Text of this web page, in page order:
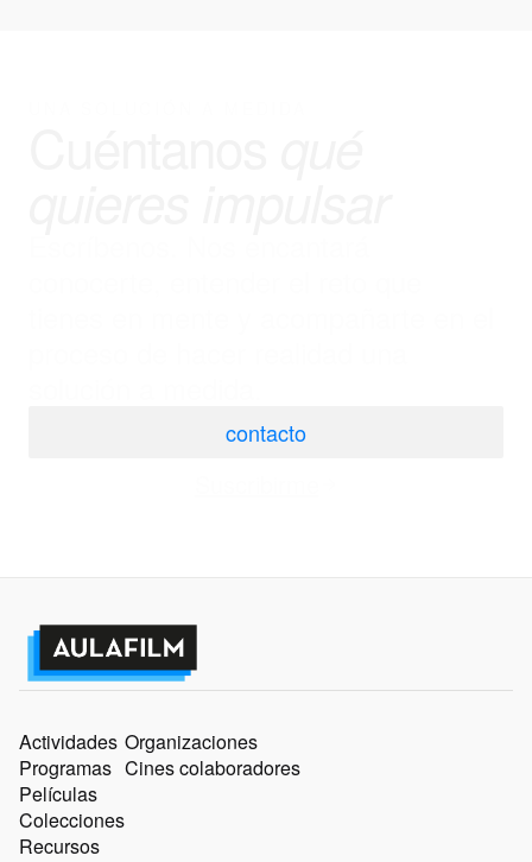
contacto
Actividades
Programas
Películas
Colecciones
Recursos
Organizaciones
Cines colaboradores